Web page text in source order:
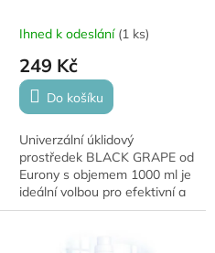
Ihned k odeslání (1 ks)
249 Kč
Do košíku
Univerzální úklidový
prostředek BLACK GRAPE od
Eurony s objemem 1000 ml je
ideální volbou pro efektivní a
voňavý úklid celé domácnosti.